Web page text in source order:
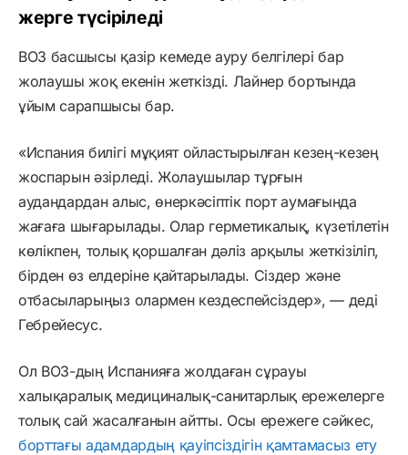
жерге түсіріледі
ВОЗ басшысы қазір кемеде ауру белгілері бар
жолаушы жоқ екенін жеткізді. Лайнер бортында
ұйым сарапшысы бар.
«Испания билігі мұқият ойластырылған кезең-кезең
жоспарын әзірледі. Жолаушылар тұрғын
аудандардан алыс, өнеркәсіптік порт аумағында
жағаға шығарылады. Олар герметикалық, күзетілетін
көлікпен, толық қоршалған дәліз арқылы жеткізіліп,
бірден өз елдеріне қайтарылады. Сіздер және
отбасыларыңыз олармен кездеспейсіздер», — деді
Гебрейесус.
Ол ВОЗ-дың Испанияға жолдаған сұрауы
халықаралық медициналық-санитарлық ережелерге
толық сай жасалғанын айтты. Осы ережеге сәйкес,
борттағы адамдардың қауіпсіздігін қамтамасыз ету